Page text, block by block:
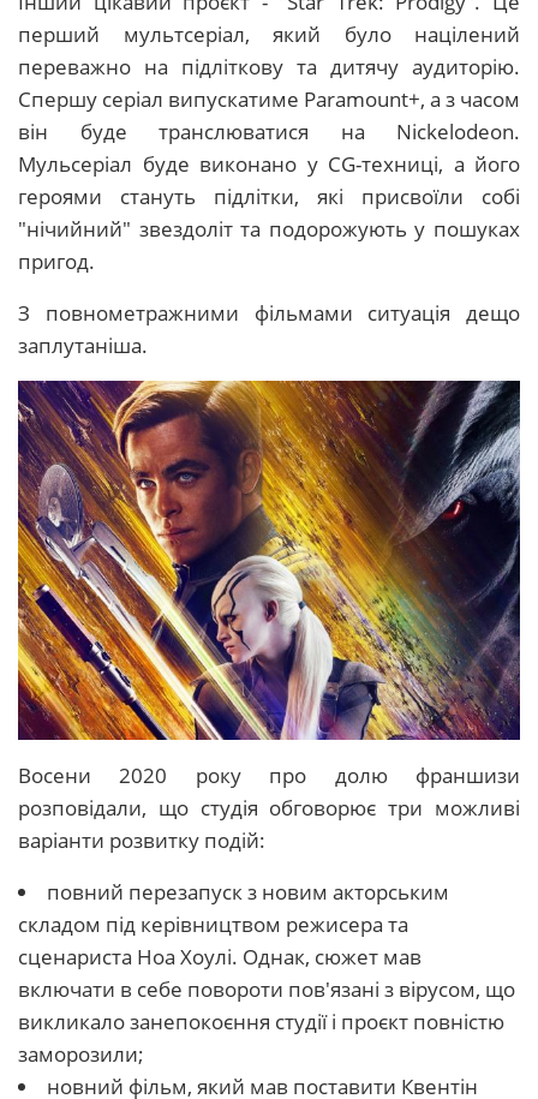
перший мультсеріал, який було націлений
переважно на підліткову та дитячу аудиторію.
Спершу серіал випускатиме Paramount+, а з часом
він буде транслюватися на Nickelodeon.
Мульсеріал буде виконано у CG-техниці, а його
героями стануть підлітки, які присвоїли собі
"нічийний" звездоліт та подорожують у пошуках
пригод.
З повнометражними фільмами ситуація дещо
заплутаніша.
Восени 2020 року про долю франшизи
розповідали, що студія обговорює три можливі
варіанти розвитку подій:
повний перезапуск з новим акторським
складом під керівництвом режисера та
сценариста Ноа Хоулі. Однак, сюжет мав
включати в себе повороти пов'язані з вірусом, що
викликало занепокоєння студії і проєкт повністю
заморозили;
новний фільм, який мав поставити Квентін